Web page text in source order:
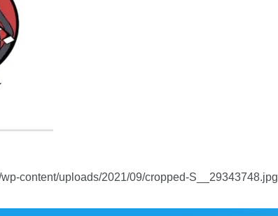
content/uploads/2021/09/cropped-S__29343748.jpg